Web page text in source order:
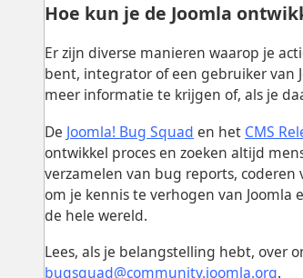
Hoe kun je de Joomla
Er zijn diverse manieren waarop je
bent, integrator of een gebruiker van
meer informatie te krijgen of, als je
De Joomla! Bug Squad en het CMS
ontwikkel proces en zoeken altijd
verzamelen van bug reports,
om je kennis te verhogen van
de hele wereld.
Lees, als je belangstelling hebt, over
bugsquad@community.joomla.org.